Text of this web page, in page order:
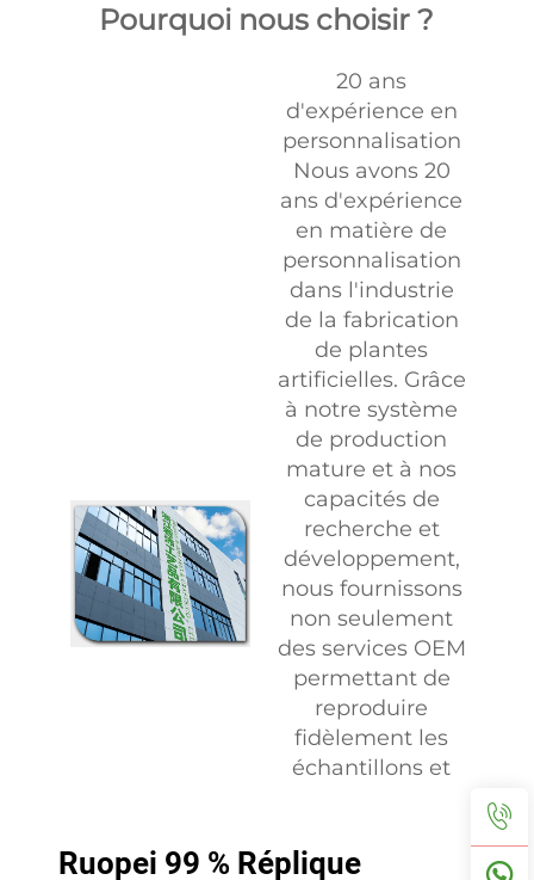
Pourquoi nous choisir ?
20 ans
d'expérience en
personnalisation
Nous avons 20
ans d'expérience
en matière de
personnalisation
dans l'industrie
de la fabrication
de plantes
artificielles. Grâce
à notre système
de production
mature et à nos
capacités de
recherche et
développement,
nous fournissons
non seulement
des services OEM
permettant de
reproduire
fidèlement les
échantillons et
participons
Ruopei 99 % Réplique